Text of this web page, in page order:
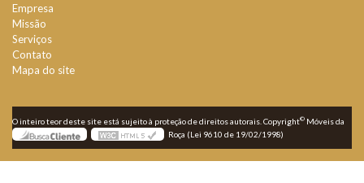
Empresa
Missão
Serviços
Contato
Mapa do site
O inteiro teor deste site está sujeito à proteção de direitos autorais. Copyright© Móveis da
Roça (Lei 9610 de 19/02/1998)